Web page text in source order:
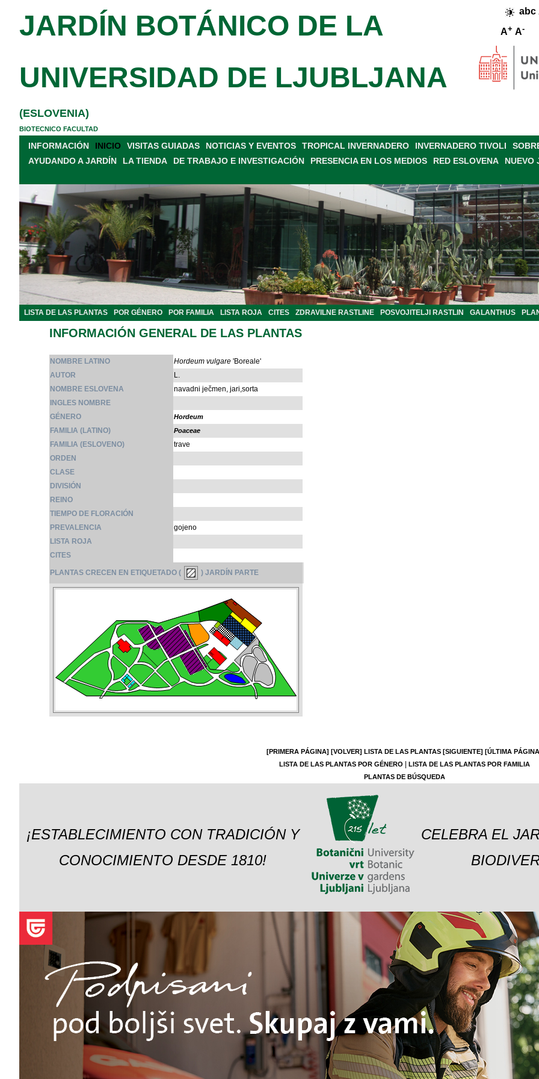
abc
A+ A-
JARDÍN BOTÁNICO DE LA
UNIVERSIDAD DE LJUBLJANA
(ESLOVENIA)
BIOTECNICO FACULTAD
INFORMACIÓN INICIO VISITAS GUIADAS NOTICIAS Y EVENTOS TROPICAL INVERNADERO INVERNADERO TIVOLI
AYUDANDO A JARDÍN
LA TIENDA DE TRABAJO E INVESTIGACIÓN PRESENCIA EN LOS MEDIOS RED ESLOVENA NUEVO
LISTA DE LAS PLANTAS POR GÉNERO POR FAMILIA LISTA ROJA CITES ZDRAVILNE RASTLINE POSVOJITELJI RASTLIN GALANTHUS
INFORMACIÓN GENERAL DE LAS PLANTAS
NOMBRE LATINO Hordeum vulgare 'Boreale'
AUTOR
L.
NOMBRE ESLOVENA
navadni ječmen, jari,sorta
INGLES NOMBRE
GÉNERO
Hordeum
FAMILIA (LATINO) Poaceae
FAMILIA (ESLOVENO)
trave
ORDEN
CLASE
DIVISIÓN
REINO
TIEMPO DE FLORACIÓN
PREVALENCIA
gojeno
LISTA ROJA
CITES
PLANTAS CRECEN EN ETIQUETADO ( ) JARDÍN PARTE
[PRIMERA PÁGINA] [VOLVER] LISTA DE LAS PLANTAS [SIGUIENTE] [ÚLTIMA
LISTA DE LAS PLANTAS POR GÉNERO
LISTA DE LAS PLANTAS POR FAMILIA
PLANTAS DE BÚSQUEDA
¡ESTABLECIMIENTO CON TRADICIÓN Y
CONOCIMIENTO DESDE 1810!
CELEBRA EL